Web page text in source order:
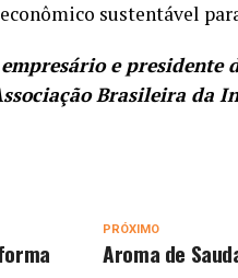
sustentável
e presidente
Brasileira da
PRÓXIMO
Aroma de